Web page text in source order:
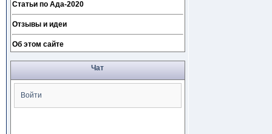
Статьи по Ада-2020
Отзывы и идеи
Об этом сайте
Чат
Войти